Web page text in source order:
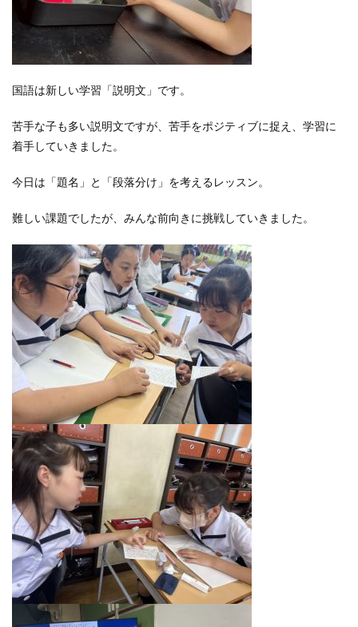
国語は新しい学習「説明文」です。
苦手な子も多い説明文ですが、苦手をポジティブに捉え、学習に
着手していきました。
今日は「題名」と「段落分け」を考えるレッスン。
難しい課題でしたが、みんな前向きに挑戦していきました。